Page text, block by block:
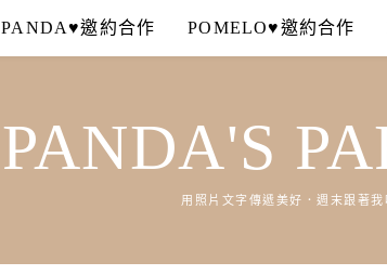
PANDA♥邀約合作 POMELO♥邀約合作
PANDA'S
用照片文字傳遞美好．週末跟著我